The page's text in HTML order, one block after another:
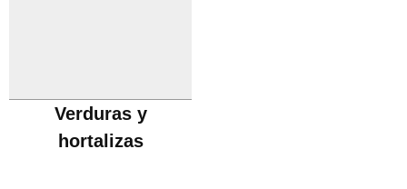
Verduras y
hortalizas